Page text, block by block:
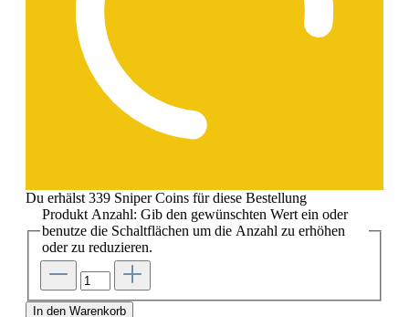
Du erhälst 339 Sniper Coins für diese Bestellung
Produkt Anzahl: Gib den gewünschten Wert ein oder
benutze die Schaltflächen um die Anzahl zu erhöhen
oder zu reduzieren.
In den Warenkorb